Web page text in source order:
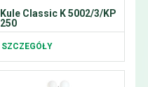
Kule Classic K 5002/3/KP
250
SZCZEGÓŁY